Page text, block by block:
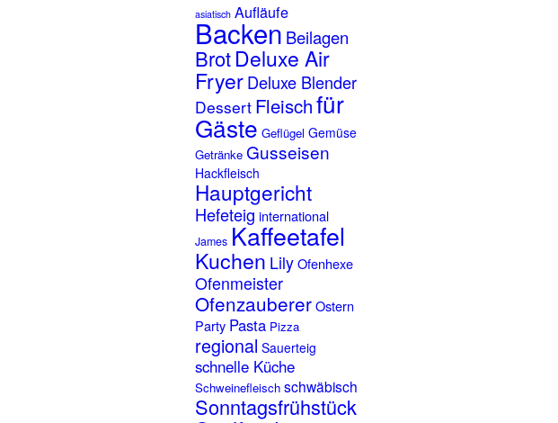
asiatisch Aufläufe
Backen Beilagen
BrotDeluxe Air
FryerDeluxe Blender
Dessert Fleischfür
Gäste Geflügel Gemüse
Getränke Gusseisen
Hackfleisch
Hauptgericht
Hefeteig international
James Kaffeetafel
Kuchen Lily Ofenhexe
Ofenmeister
Ofenzauberer Ostern
Party Pasta Pizza
regional Sauerteig
schnelle Küche
Schweinefleisch schwäbisch
Sonntagsfrühstück